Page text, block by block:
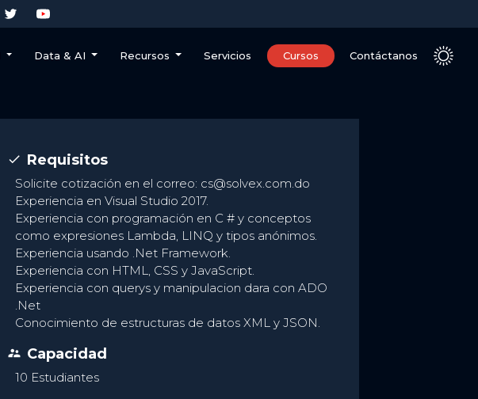
Data & AI Recursos Servicios Cursos Contáctanos
done Requisitos
Solicite cotización en el correo: cs@solvex.com.do
Experiencia en Visual Studio 2017.
Experiencia con programación en C # y conceptos
como expresiones Lambda, LINQ y tipos anónimos.
Experiencia usando .Net Framework.
Experiencia con HTML, CSS y JavaScript.
Experiencia con querys y manipulacion dara con ADO
.Net
Conocimiento de estructuras de datos XML y JSON.
supervisor_account Capacidad
10 Estudiantes